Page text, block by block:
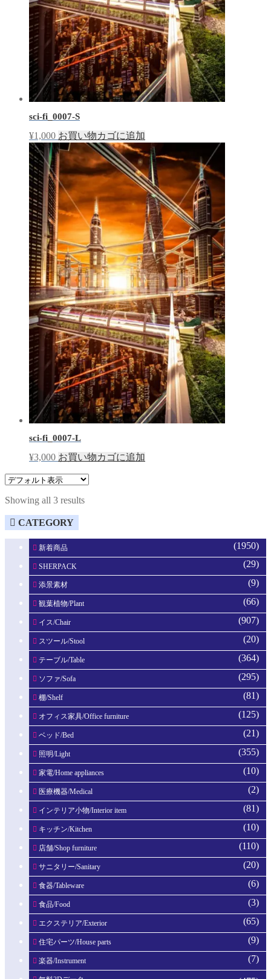
sci-fi_0007-S
¥1,000 お買い物カゴに追加
sci-fi_0007-L
¥3,000 お買い物カゴに追加
Showing all 3 results
CATEGORY
新着商品 (1950)
SHERPACK (29)
添景素材 (9)
観葉植物/Plant (66)
イス/Chair (907)
スツール/Stool (20)
テーブル/Table (364)
ソファ/Sofa (295)
棚/Shelf (81)
オフィス家具/Office furniture (125)
ベッド/Bed (21)
照明/Light (355)
家電/Home appliances (10)
医療機器/Medical (2)
インテリア小物/Interior item (81)
キッチン/Kitchen (10)
店舗/Shop furniture (110)
サニタリー/Sanitary (20)
食器/Tableware (6)
食品/Food (3)
エクステリア/Exterior (65)
住宅パーツ/House parts (9)
楽器/Instrument (7)